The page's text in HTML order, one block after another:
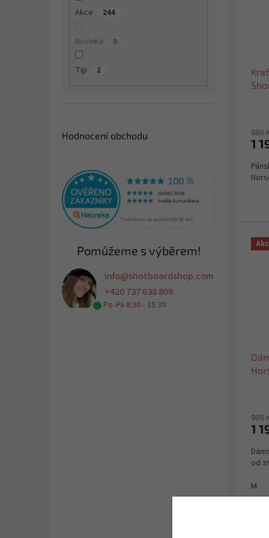
Akce 244
Novinka 0
Tip 2
Hodnocení obchodu
Pomůžeme s výběrem!
info@shotboardshop.com
+420 737 638 809
Po-Pá 8:30 - 15:30
986
1
986
1
od
M